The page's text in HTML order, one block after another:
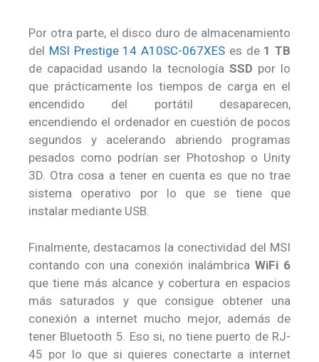
Por otra parte, el disco duro de almacenamiento
del MSI Prestige 14 A10SC-067XES es de 1 TB
de capacidad usando la tecnología SSD por lo
que prácticamente los tiempos de carga en el
encendido del portátil desaparecen,
encendiendo el ordenador en cuestión de pocos
segundos y acelerando abriendo programas
pesados como podrían ser Photoshop o Unity
3D. Otra cosa a tener en cuenta es que no trae
sistema operativo por lo que se tiene que
instalar mediante USB.
Finalmente, destacamos la conectividad del MSI
contando con una conexión inalámbrica WiFi 6
que tiene más alcance y cobertura en espacios
más saturados y que consigue obtener una
conexión a internet mucho mejor, además de
tener Bluetooth 5. Eso si, no tiene puerto de RJ-
45 por lo que si quieres conectarte a internet